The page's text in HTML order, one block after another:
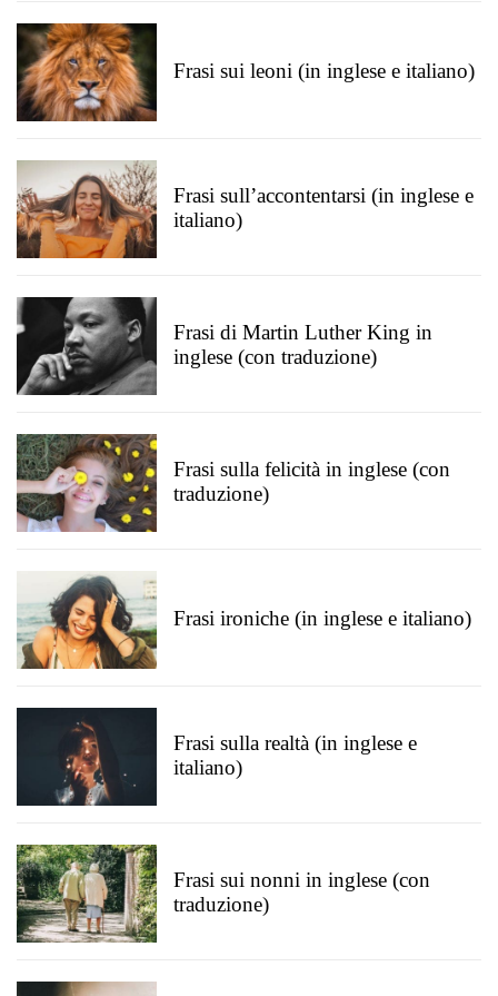
Frasi sui leoni (in inglese e italiano)
Frasi sull’accontentarsi (in inglese e
italiano)
Frasi di Martin Luther King in
inglese (con traduzione)
Frasi sulla felicità in inglese (con
traduzione)
Frasi ironiche (in inglese e italiano)
Frasi sulla realtà (in inglese e
italiano)
Frasi sui nonni in inglese (con
traduzione)